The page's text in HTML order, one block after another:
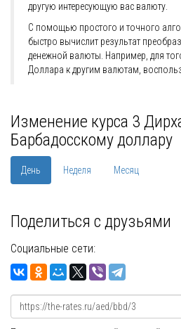
другую интересующую вас валюту.
С помощью простого и точного
быстро вычислит результат
денежной валюты. Например, для
Доллара к другим валютам,
Изменение курса 3
Барбадосскому доллару
День Неделя Месяц
Поделиться с друзьями
Социальные сети: